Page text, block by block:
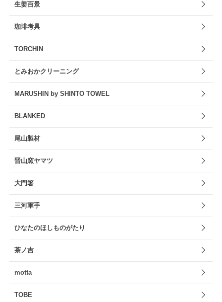
生姜百景
珈琲考具
TORCHIN
とみおかクリーニング
MARUSHIN by SHINTO TOWEL
BLANKED
尾山製材
晋山窯ヤマツ
大門箸
三河軍手
ひなたのほしものがたり
茶ノ吉
motta
TOBE